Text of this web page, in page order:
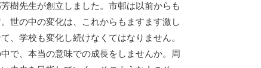
樹先生が創立しました。市邨は以前からも
世の中の変化は、これからもますます激し
、学校も変化し続けなくてはなりません。
で、本当の意味での成長をしませんか。周